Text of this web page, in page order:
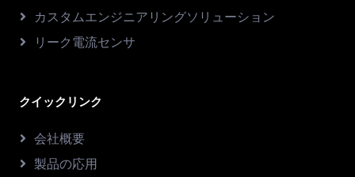
カスタムエンジニアリングソリューション
リーク電流センサ
クイックリンク
会社概要
製品の応用